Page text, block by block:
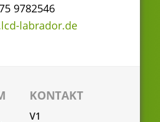
9782546
labrador.de
KONTAKT
V1